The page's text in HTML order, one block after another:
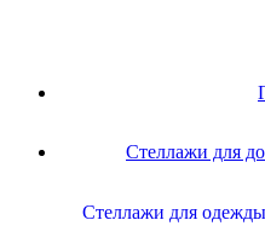
Стеллажи для
Стеллажи для одежды